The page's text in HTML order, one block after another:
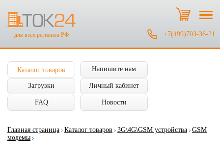
для всех регионов РФ +7(499)703-36-21
Каталог товаров Напишите нам
Загрузки Личный кабинет
FAQ Новости
Главная страница Каталог товаров 3G\4G\GSM устройства
GSM
модемы